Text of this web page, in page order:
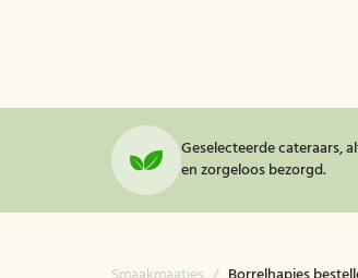
Geselecteerde cateraars,
en zorgeloos bezorgd.